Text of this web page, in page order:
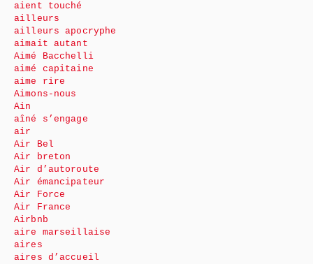
aient touché
ailleurs
ailleurs apocryphe
aimait autant
Aimé Bacchelli
aimé capitaine
aime rire
Aimons-nous
Ain
aîné s’engage
air
Air Bel
Air breton
Air d’autoroute
Air émancipateur
Air Force
Air France
Airbnb
aire marseillaise
aires
aires d’accueil